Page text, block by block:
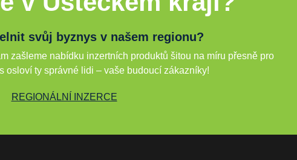
svůj byznys v našem regionu?
zašleme nabídku inzertních produktů šitou na míru přesně pro
osloví ty správné lidi – vaše budoucí zákazníky!
REGIONÁLNÍ INZERCE